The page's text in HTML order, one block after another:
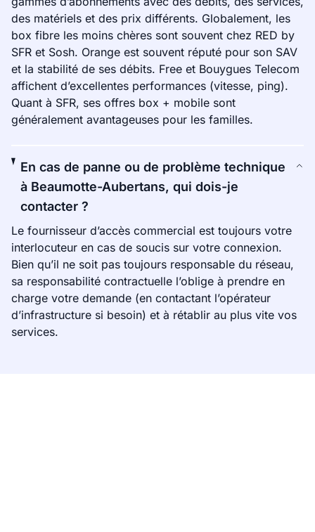
des matériels et des prix différents. Globalement, les
box fibre les moins chères sont souvent chez RED by
SFR et Sosh. Orange est souvent réputé pour son SAV
et la stabilité de ses débits. Free et Bouygues Telecom
affichent d’excellentes performances (vitesse, ping).
Quant à SFR, ses offres box + mobile sont
généralement avantageuses pour les familles.
En cas de panne ou de problème technique
à Beaumotte-Aubertans, qui dois-je
contacter ?
Le fournisseur d’accès commercial est toujours votre
interlocuteur en cas de soucis sur votre connexion.
Bien qu’il ne soit pas toujours responsable du réseau,
sa responsabilité contractuelle l’oblige à prendre en
charge votre demande (en contactant l’opérateur
d’infrastructure si besoin) et à rétablir au plus vite vos
services.